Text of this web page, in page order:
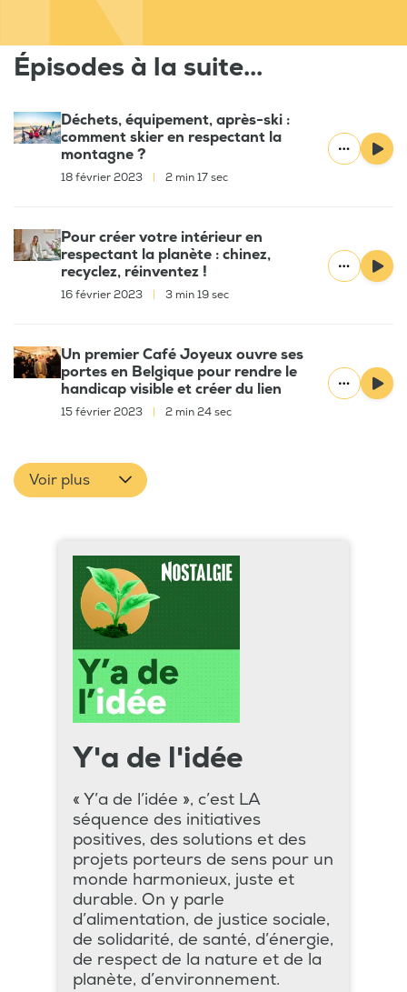
Épisodes à la suite...
Déchets, équipement, après-ski :
comment skier en respectant la
montagne ?
18 février 2023 2 min 17 sec
Pour créer votre intérieur en
respectant la planète : chinez,
recyclez, réinventez !
16 février 2023 3 min 19 sec
Un premier Café Joyeux ouvre ses
portes en Belgique pour rendre le
handicap visible et créer du lien
15 février 2023 2 min 24 sec
Voir plus
Y'a de l'idée
« Y’a de l’idée », c’est LA
séquence des initiatives
positives, des solutions et des
projets porteurs de sens pour un
monde harmonieux, juste et
durable. On y parle
d’alimentation, de justice sociale,
de solidarité, de santé, d’énergie,
de respect de la nature et de la
planète, d’environnement.